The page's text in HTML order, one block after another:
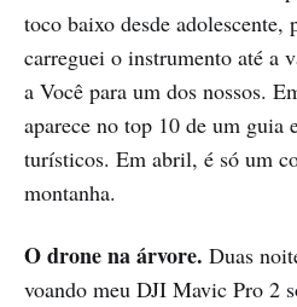
toco baixo desde adolescente,
carreguei o instrumento até a
a Você para um dos nossos.
aparece no top 10 de um guia
turísticos. Em abril, é só um
montanha.
O drone na árvore. Duas
voando meu DJI Mavic Pro 2